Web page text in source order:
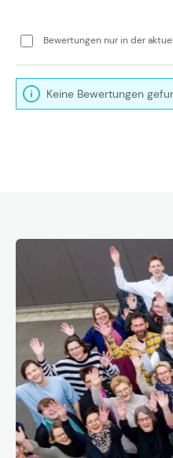
Bewertungen nur in der
Keine Bewertungen